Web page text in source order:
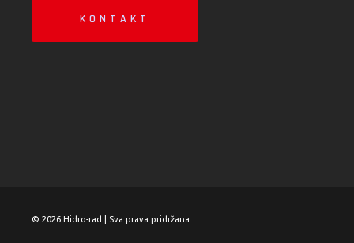
KONTAKT
© 2026 Hidro-rad | Sva prava pridržana.